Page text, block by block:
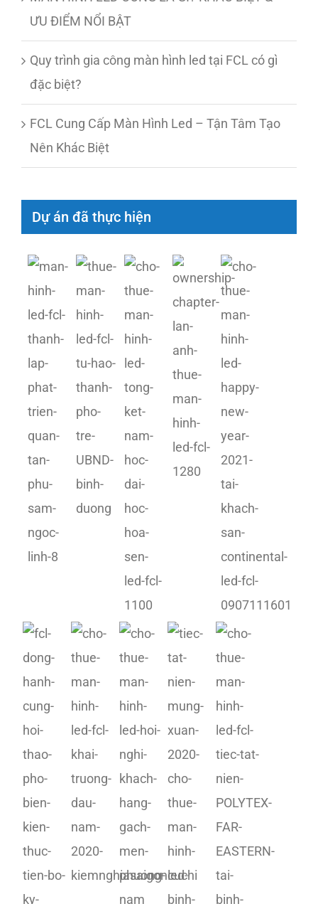
ƯU ĐIỂM NỔI BẬT
Quy trình gia công màn hình led tại FCL có gì
đặc biệt?
FCL Cung Cấp Màn Hình Led – Tận Tâm Tạo
Nên Khác Biệt
Dự án đã thực hiện